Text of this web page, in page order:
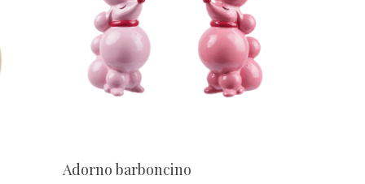
Añadir Al Carrito
Adorno barboncino